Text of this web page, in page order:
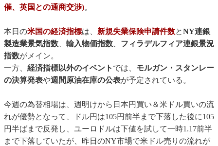
催、英国との通商交渉)。
本日の米国の経済指標は、 新規失業保険申請件数とNY連銀
製造業景気指数、 輸入物価指数、 フィラデルフィア連銀景況
指数がメイン。
一方、 経済指標以外のイベント では、 モルガン・スタンレー
の決算発表や週間原油在庫の公表が予定されている。
今週の為替相場は、週明けから日本円買い＆米ドル買いの流
れが優勢となって、ドル円は105円前半まで下落した後に105
円半ばまで反発し、ユーロドルは下値を試して一時1.17前半
まで下落していたが、昨日のNY市場で米ドル売りの流れが